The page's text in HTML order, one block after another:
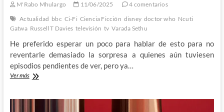
M'Rabo Mhulargo 11/06/2025
4 comentarios
Actualidad bbc Ci-Fi Ciencia Ficción disney doctor who Ncuti
Gatwa Russell T Davies televisión tv Varada Sethu
He preferido esperar un poco para hablar de esto para no
reventarle demasiado la sorpresa a quienes aún tuviesen
episodios pendientes de ver, pero ya…
Ver másAdiós